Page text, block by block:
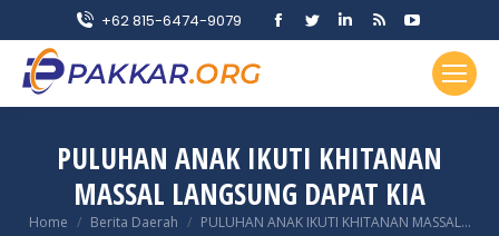
+62 815-6474-9079
Facebook
in
window
Twitter
in
window
Linkedin
in
window
Rss
opens
in
window
YouTube
page
opens
in
window
PULUHAN ANAK IKUTI KHITANAN
MASSAL LANGSUNG DAPAT KIA
You are here:
Home Berita Daerah PULUHAN ANAK IKUTI KHITANAN MASSAL…